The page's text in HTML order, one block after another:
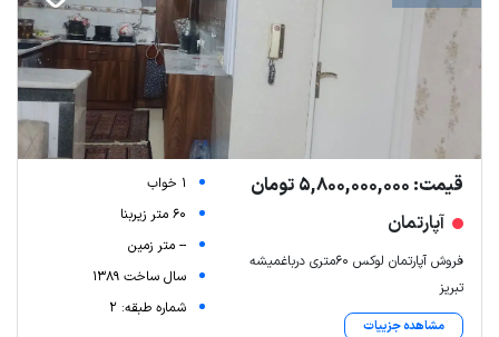
قیمت: 5,800,000,000 تومان
آپارتمان
فروش آپارتمان لوکس 60متری درباغمیشه
تبریز
مشاهده جزییات
1 خواب
60 متر زیربنا
-- متر زمین
سال ساخت 1389
شماره طبقه: 2